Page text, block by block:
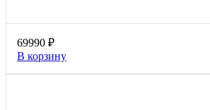
69990 ₽
В корзину